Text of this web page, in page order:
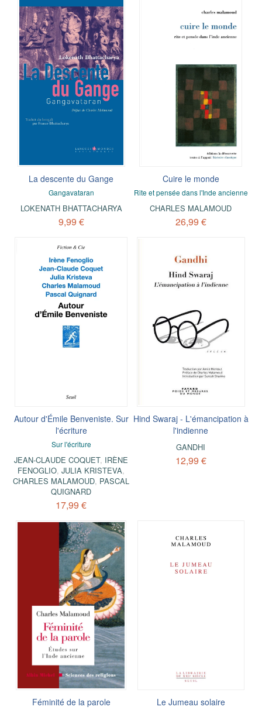
La descente du Gange
Gangavataran
LOKENATH BHATTACHARYA
9,99 €
Cuire le monde
Rite et pensée dans l'Inde ancienne
CHARLES MALAMOUD
26,99 €
Autour d'Émile Benveniste. Sur
l'écriture
Sur l'écriture
JEAN-CLAUDE COQUET, IRÈNE
FENOGLIO,JULIA KRISTEVA,
CHARLES MALAMOUD, PASCAL
QUIGNARD
17,99 €
Hind Swaraj - L'émancipation à
l'indienne
GANDHI
12,99 €
Féminité de la parole Le Jumeau solaire